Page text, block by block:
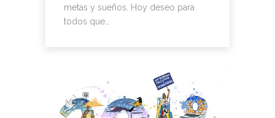
metas y sueños. Hoy deseo para
todos que…